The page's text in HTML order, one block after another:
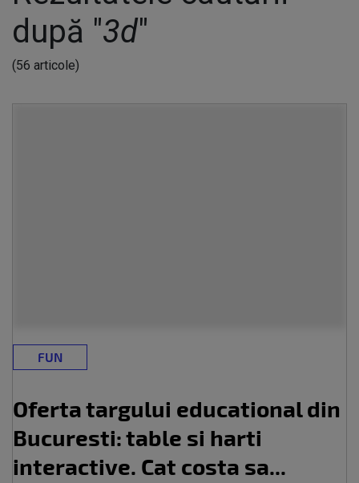
după "3d"
(56 articole)
FUN
Oferta targului educational din
Bucuresti: table si harti
interactive. Cat costa sa...